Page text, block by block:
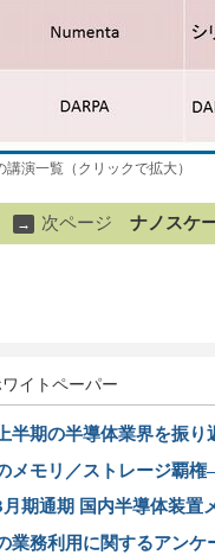
講演一覧（クリックで拡大）
→ 次ページ ナノスケ
イトペーパー
半期の半導体業界を振
メモリ／ストレージ覇
月期通期 国内半導体装置
業務利用に関するアンケ